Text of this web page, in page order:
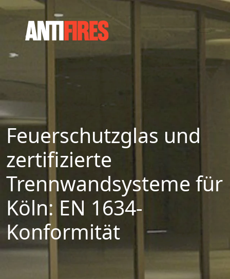
Feuerschutzglas und
zertifizierte
Trennwandsysteme für
Köln: EN 1634-
Konformität